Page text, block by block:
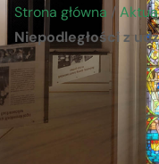
Strona główna /
Niepodległości z